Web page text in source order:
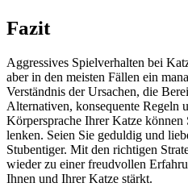
Fazit
Aggressives Spielverhalten bei
aber in den meisten Fällen ein
Verständnis der Ursachen, die
Alternativen, konsequente Regeln
Körpersprache Ihrer Katze
lenken. Seien Sie geduldig und
Stubentiger. Mit den richtigen
wieder zu einer freudvollen
Ihnen und Ihrer Katze stärkt.